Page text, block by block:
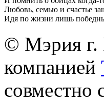
Любовь, семью и счастье
Идя по жизни лишь
© Мэрия г.
компанией
совместно